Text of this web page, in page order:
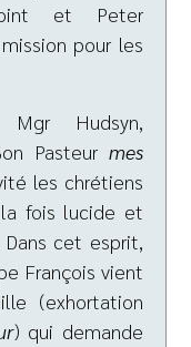
et Peter
pour les
Hudsyn,
Pasteur mes
les chrétiens
fois lucide et
cet esprit,
François vient
(exhortation
) qui demande